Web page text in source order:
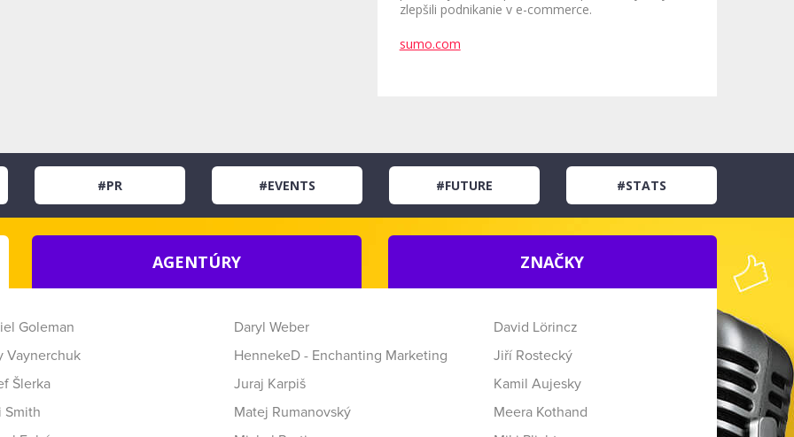
zlepšili podnikanie v e-commerce.
sumo.com
#PR #EVENTS #FUTURE #STATS
AGENTÚRY ZNAČKY
Goleman Daryl Weber
David Lörincz
Vaynerchuk
HennekeD - Enchanting Marketing
Jiří Rostecký
Šlerka
Juraj Karpiš
Kamil Aujesky
Smith
Matej Rumanovský
Meera Kothand